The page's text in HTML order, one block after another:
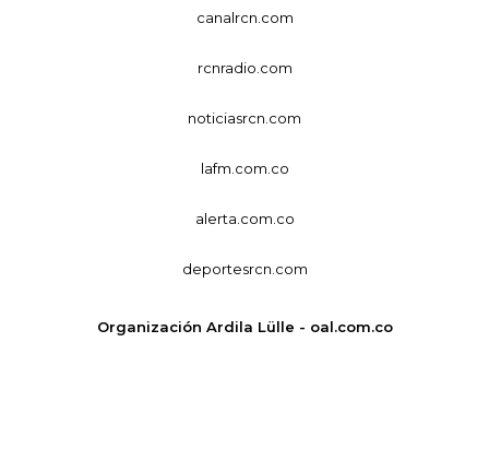
canalrcn.com
rcnradio.com
noticiasrcn.com
lafm.com.co
alerta.com.co
deportesrcn.com
Organización Ardila Lülle - oal.com.co